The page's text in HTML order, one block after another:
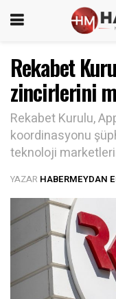
Rekabet
zincirlerini
Rekabet Kurulu,
koordinasyonu
teknoloji
YAZAR HABERMEYDAN